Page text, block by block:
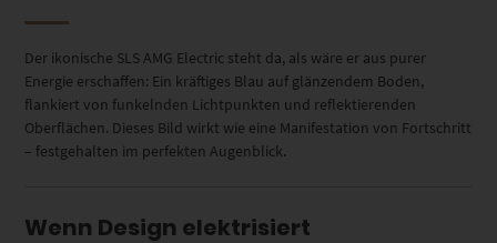
Der ikonische SLS AMG Electric steht da, als wäre er aus purer
Energie erschaffen: Ein kräftiges Blau auf glänzendem Boden,
flankiert von funkelnden Lichtpunkten und reflektierenden
Oberflächen. Dieses Bild wirkt wie eine Manifestation von Fortschritt
– festgehalten im perfekten Augenblick.
Wenn Design elektrisiert